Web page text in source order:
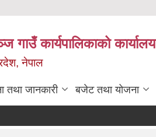
गाउँ कार्यपालिकाको कार्यालय
नेपाल
तथा जानकारी बजेट तथा योजना